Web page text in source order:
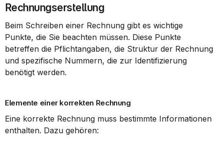
Rechnungserstellung
Beim Schreiben einer Rechnung gibt es wichtige
Punkte, die Sie beachten müssen. Diese Punkte
betreffen die Pflichtangaben, die Struktur der Rechnung
und spezifische Nummern, die zur Identifizierung
benötigt werden.
Elemente einer korrekten Rechnung
Eine korrekte Rechnung muss bestimmte Informationen
enthalten. Dazu gehören: